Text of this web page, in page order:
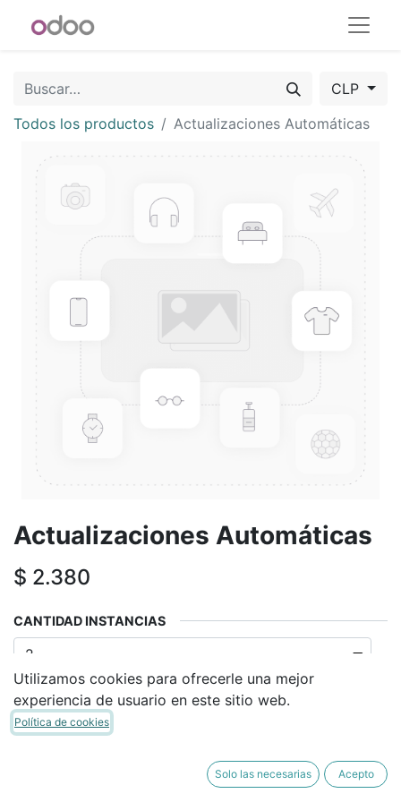
CLP
Todos los productos
Actualizaciones Automáticas
Actualizaciones Automáticas
$ 2.380
CANTIDAD INSTANCIAS
RESPALDO
Utilizamos cookies para ofrecerle una mejor
experiencia de usuario en este sitio web.
Política de cookies
Solo las necesarias Acepto